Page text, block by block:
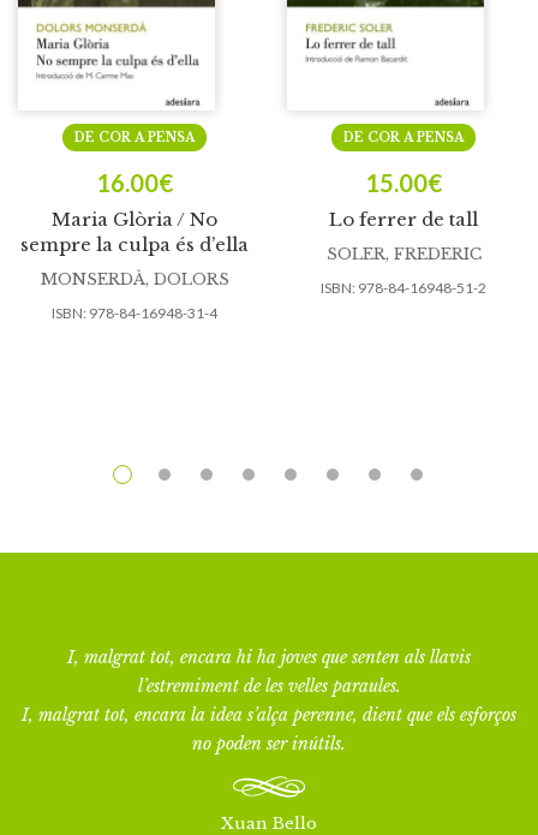
Maria Glòria / No
sempre la culpa és d’ella
DE COR A PENSA
16.00€
MONSERDÀ, DOLORS
ISBN: 978-84-16948-31-4
Lo ferrer de tall
DE COR A PENSA
15.00€
SOLER, FREDERIC
ISBN: 978-84-16948-51-2
I, malgrat tot, encara hi ha joves que senten als llavis
l’estremiment de les velles paraules.
I, malgrat tot, encara la idea s’alça perenne, dient que els esforços
no poden ser inútils.
Xuan Bello